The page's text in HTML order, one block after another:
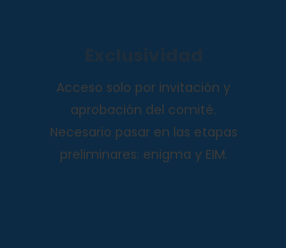
Acceso solo por invitación y
aprobación del comité.
Necesario pasar en las etapas
preliminares: enigma y EIM.